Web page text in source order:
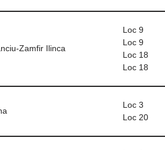
Zamfir Ilinca
Loc 9
Loc 9
Loc 18
Loc 18
Loc 3
Loc 20